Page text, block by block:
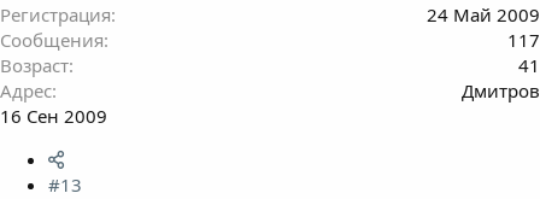
Регистрация
24 Май 2009
Сообщения
117
Возраст
41
Адрес
Дмитров
16 Сен 2009
#13